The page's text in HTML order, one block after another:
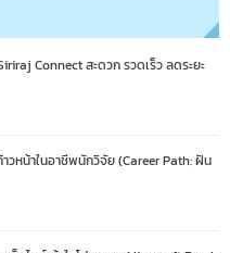
Connect สะดวก รวดเร็ว ลดระยะ
าวหน้าในอาชีพนักวิจัย (Career Path: ฝัน